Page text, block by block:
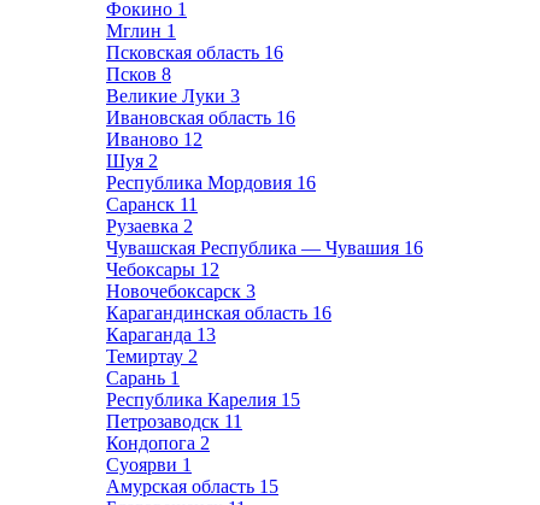
Фокино 1
Мглин 1
Псковская область 16
Псков 8
Великие Луки 3
Ивановская область 16
Иваново 12
Шуя 2
Республика Мордовия 16
Саранск 11
Рузаевка 2
Чувашская Республика — Чувашия 16
Чебоксары 12
Новочебоксарск 3
Карагандинская область 16
Караганда 13
Темиртау 2
Сарань 1
Республика Карелия 15
Петрозаводск 11
Кондопога 2
Суоярви 1
Амурская область 15